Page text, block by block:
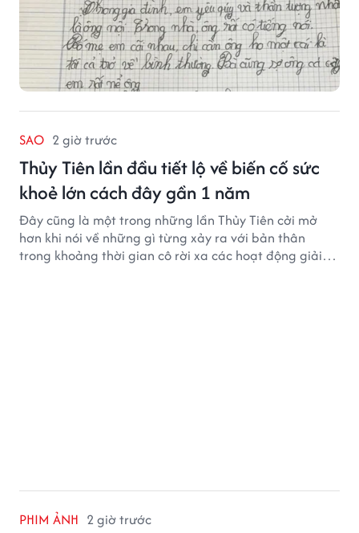
SAO 2 giờ trước
Thủy Tiên lần đầu tiết lộ về biến cố sức
khoẻ lớn cách đây gần 1 năm
Đây cũng là một trong những lần Thủy Tiên cởi mở
hơn khi nói về những gì từng xảy ra với bản thân
trong khoảng thời gian cô rời xa các hoạt động giải
PHIM ẢNH 2 giờ trước